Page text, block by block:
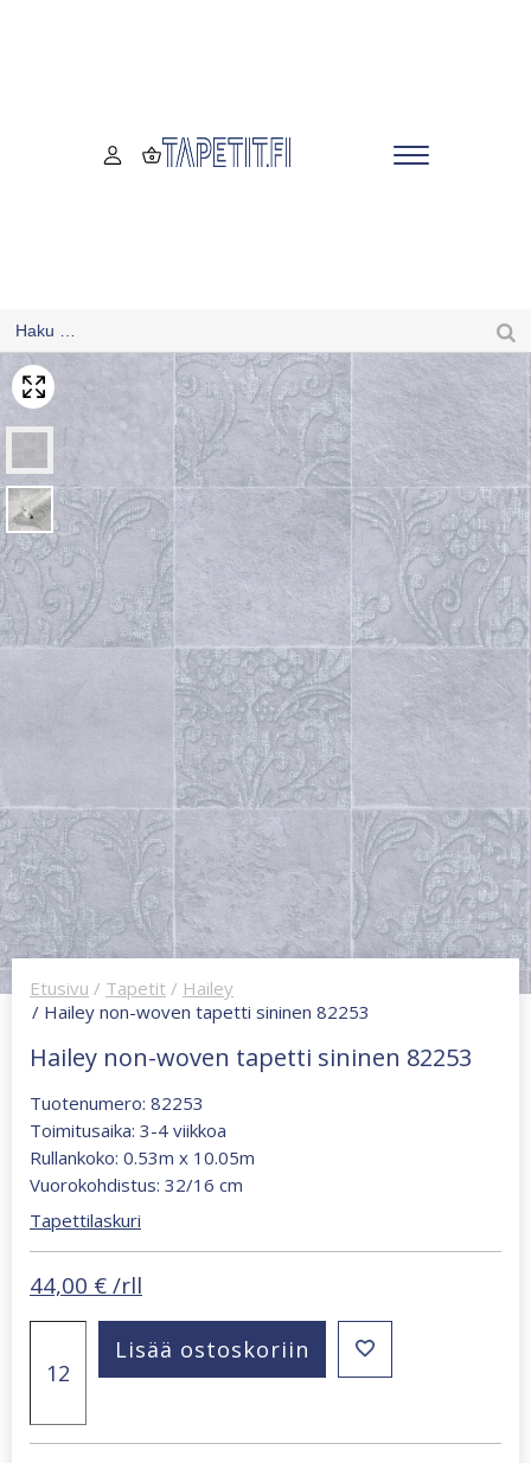
Etusivu / Tapetit / Hailey
/ Hailey non-woven tapetti sininen 82253
Hailey non-woven tapetti sininen 82253
Tuotenumero: 82253
Toimitusaika: 3-4 viikkoa
Rullankoko: 0.53m x 10.05m
Vuorokohdistus: 32/16 cm
Tapettilaskuri
44,00 € /rll
woven
sininen
82253
Lisää ostoskoriin